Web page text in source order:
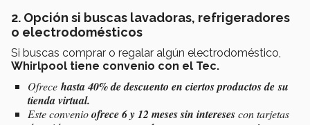
2. Opción si buscas lavadoras, refrigeradores
o electrodomésticos
Si buscas comprar o regalar algún electrodoméstico,
Whirlpool tiene convenio con el Tec.
Ofrece hasta 40% de descuento en ciertos productos de su
tienda virtual.
Este convenioofrece 6 y 12 meses sin interesescon tarjetas